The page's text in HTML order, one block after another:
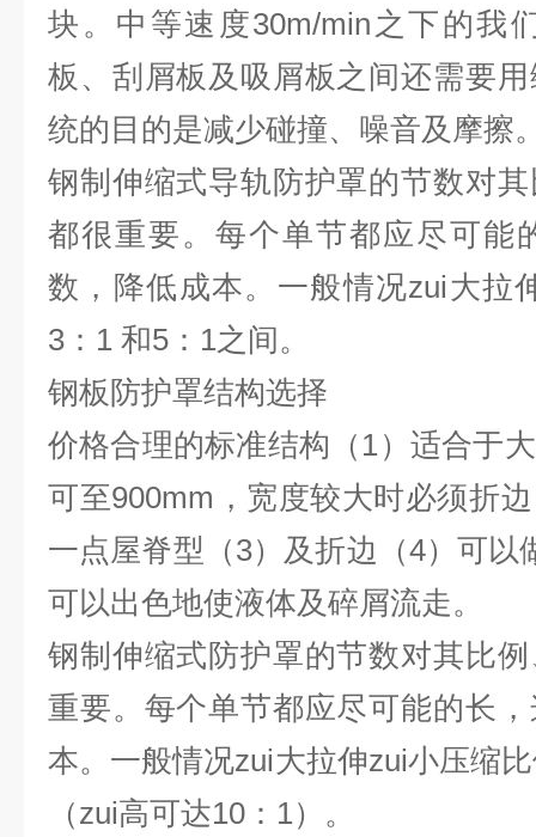
块。中等速度30m/min之下的我
板、刮屑板及吸屑板之间还需要
统的目的是减少碰撞、噪音及摩擦
钢制伸缩式导轨防护罩的节数对
都很重要。每个单节都应尽可能
数，降低成本。一般情况zui大拉
3：1 和5：1之间。
钢板防护罩结构选择
价格合理的标准结构（1）适合于
可至900mm，宽度较大时必须折
一点屋脊型（3）及折边（4）可以
可以出色地使液体及碎屑流走。
钢制伸缩式防护罩的节数对其比
重要。每个单节都应尽可能的长
本。一般情况zui大拉伸zui小压缩
（zui高可达10：1）。